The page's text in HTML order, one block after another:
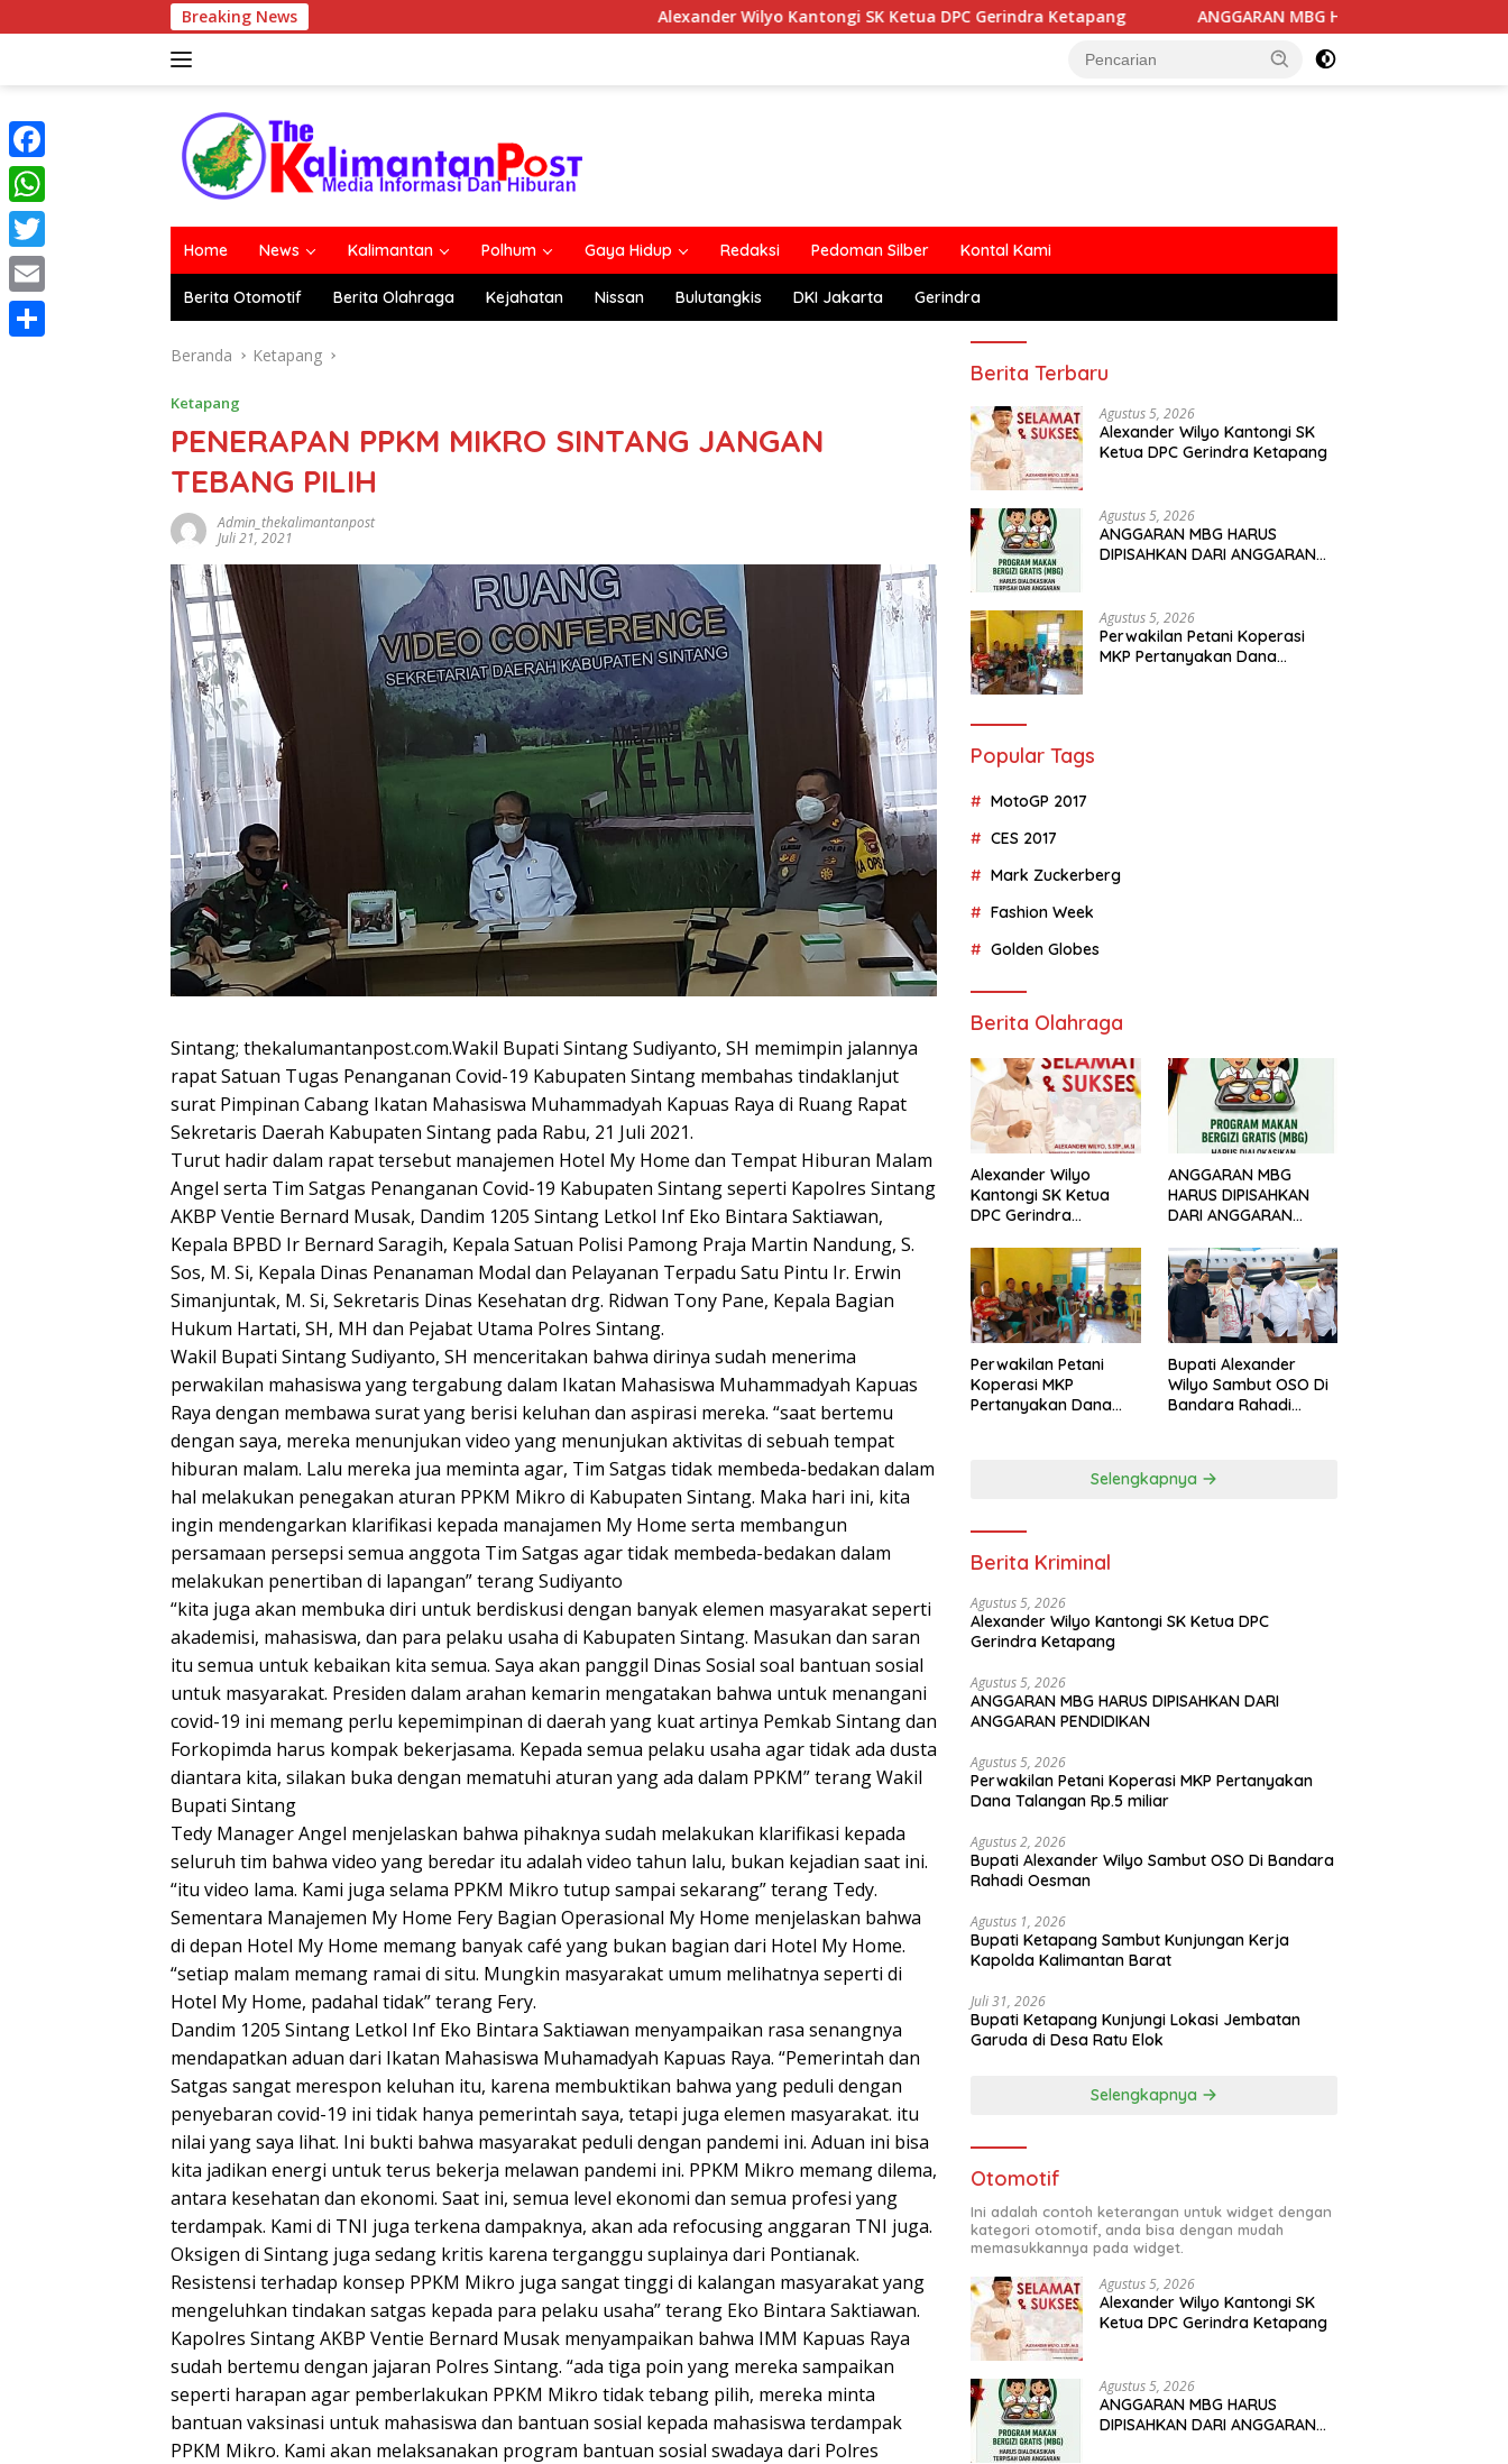
ke
Breaking News Alexander Wilyo Kantongi SK Ketua DPC Gerindra Ketapang ANGGARAN MBG HARUS DIPISAHKAN DARI ANGGARAN
Home News Kalimantan Polhum Gaya Hidup Redaksi Pedoman Silber Kontal Kami
Berita Otomotif Berita Olahraga Kejahatan Nissan Bulutangkis DKI Jakarta Gerindra
Beranda Ketapang
Ketapang
PENERAPAN PPKM MIKRO SINTANG JANGAN
TEBANG PILIH
Admin_thekalimantanpost
Juli 21, 2021
Sintang; thekalumantanpost.com.Wakil Bupati Sintang Sudiyanto, SH memimpin jalannya
rapat Satuan Tugas Penanganan Covid-19 Kabupaten Sintang membahas tindaklanjut
surat Pimpinan Cabang Ikatan Mahasiswa Muhammadyah Kapuas Raya di Ruang Rapat
Sekretaris Daerah Kabupaten Sintang pada Rabu, 21 Juli 2021.
Turut hadir dalam rapat tersebut manajemen Hotel My Home dan Tempat Hiburan Malam
Angel serta Tim Satgas Penanganan Covid-19 Kabupaten Sintang seperti Kapolres Sintang
AKBP Ventie Bernard Musak, Dandim 1205 Sintang Letkol Inf Eko Bintara Saktiawan,
Kepala BPBD Ir Bernard Saragih, Kepala Satuan Polisi Pamong Praja Martin Nandung, S.
Sos, M. Si, Kepala Dinas Penanaman Modal dan Pelayanan Terpadu Satu Pintu Ir. Erwin
Simanjuntak, M. Si, Sekretaris Dinas Kesehatan drg. Ridwan Tony Pane, Kepala Bagian
Hukum Hartati, SH, MH dan Pejabat Utama Polres Sintang.
Wakil Bupati Sintang Sudiyanto, SH menceritakan bahwa dirinya sudah menerima
perwakilan mahasiswa yang tergabung dalam Ikatan Mahasiswa Muhammadyah Kapuas
Raya dengan membawa surat yang berisi keluhan dan aspirasi mereka. “saat bertemu
dengan saya, mereka menunjukan video yang menunjukan aktivitas di sebuah tempat
hiburan malam. Lalu mereka jua meminta agar, Tim Satgas tidak membeda-bedakan dalam
hal melakukan penegakan aturan PPKM Mikro di Kabupaten Sintang. Maka hari ini, kita
ingin mendengarkan klarifikasi kepada manajamen My Home serta membangun
persamaan persepsi semua anggota Tim Satgas agar tidak membeda-bedakan dalam
melakukan penertiban di lapangan” terang Sudiyanto
“kita juga akan membuka diri untuk berdiskusi dengan banyak elemen masyarakat seperti
akademisi, mahasiswa, dan para pelaku usaha di Kabupaten Sintang. Masukan dan saran
itu semua untuk kebaikan kita semua. Saya akan panggil Dinas Sosial soal bantuan sosial
untuk masyarakat. Presiden dalam arahan kemarin mengatakan bahwa untuk menangani
covid-19 ini memang perlu kepemimpinan di daerah yang kuat artinya Pemkab Sintang dan
Forkopimda harus kompak bekerjasama. Kepada semua pelaku usaha agar tidak ada dusta
diantara kita, silakan buka dengan mematuhi aturan yang ada dalam PPKM” terang Wakil
Bupati Sintang
Tedy Manager Angel menjelaskan bahwa pihaknya sudah melakukan klarifikasi kepada
seluruh tim bahwa video yang beredar itu adalah video tahun lalu, bukan kejadian saat ini.
“itu video lama. Kami juga selama PPKM Mikro tutup sampai sekarang” terang Tedy.
Sementara Manajemen My Home Fery Bagian Operasional My Home menjelaskan bahwa
di depan Hotel My Home memang banyak café yang bukan bagian dari Hotel My Home.
“setiap malam memang ramai di situ. Mungkin masyarakat umum melihatnya seperti di
Hotel My Home, padahal tidak” terang Fery.
Dandim 1205 Sintang Letkol Inf Eko Bintara Saktiawan menyampaikan rasa senangnya
mendapatkan aduan dari Ikatan Mahasiswa Muhamadyah Kapuas Raya. “Pemerintah dan
Satgas sangat merespon keluhan itu, karena membuktikan bahwa yang peduli dengan
penyebaran covid-19 ini tidak hanya pemerintah saya, tetapi juga elemen masyarakat. itu
nilai yang saya lihat. Ini bukti bahwa masyarakat peduli dengan pandemi ini. Aduan ini bisa
kita jadikan energi untuk terus bekerja melawan pandemi ini. PPKM Mikro memang dilema,
antara kesehatan dan ekonomi. Saat ini, semua level ekonomi dan semua profesi yang
terdampak. Kami di TNI juga terkena dampaknya, akan ada refocusing anggaran TNI juga.
Oksigen di Sintang juga sedang kritis karena terganggu suplainya dari Pontianak.
Resistensi terhadap konsep PPKM Mikro juga sangat tinggi di kalangan masyarakat yang
mengeluhkan tindakan satgas kepada para pelaku usaha” terang Eko Bintara Saktiawan.
Kapolres Sintang AKBP Ventie Bernard Musak menyampaikan bahwa IMM Kapuas Raya
sudah bertemu dengan jajaran Polres Sintang. “ada tiga poin yang mereka sampaikan
seperti harapan agar pemberlakukan PPKM Mikro tidak tebang pilih, mereka minta
bantuan vaksinasi untuk mahasiswa dan bantuan sosial kepada mahasiswa terdampak
PPKM Mikro. Kami akan melaksanakan program bantuan sosial swadaya dari Polres
Berita Terbaru
Agustus 5, 2026
Alexander Wilyo Kantongi SK
Ketua DPC Gerindra Ketapang
Agustus 5, 2026
ANGGARAN MBG HARUS
DIPISAHKAN DARI ANGGARAN
Agustus 5, 2026
Perwakilan Petani Koperasi
MKP Pertanyakan Dana
Popular Tags
MotoGP 2017
CES 2017
Mark Zuckerberg
Fashion Week
Golden Globes
Berita Olahraga
Alexander Wilyo
Kantongi SK Ketua
DPC Gerindra
ANGGARAN MBG
HARUS DIPISAHKAN
DARI ANGGARAN
Perwakilan Petani
Koperasi MKP
Pertanyakan Dana
Bupati Alexander
Wilyo Sambut OSO Di
Bandara Rahadi
Selengkapnya
Berita Kriminal
Agustus 5, 2026
Alexander Wilyo Kantongi SK Ketua DPC
Gerindra Ketapang
Agustus 5, 2026
ANGGARAN MBG HARUS DIPISAHKAN DARI
ANGGARAN PENDIDIKAN
Agustus 5, 2026
Perwakilan Petani Koperasi MKP Pertanyakan
Dana Talangan Rp.5 miliar
Agustus 2, 2026
Bupati Alexander Wilyo Sambut OSO Di Bandara
Rahadi Oesman
Agustus 1, 2026
Bupati Ketapang Sambut Kunjungan Kerja
Kapolda Kalimantan Barat
Juli 31, 2026
Bupati Ketapang Kunjungi Lokasi Jembatan
Garuda di Desa Ratu Elok
Selengkapnya
Otomotif
Ini adalah contoh keterangan untuk widget dengan
kategori otomotif, anda bisa dengan mudah
memasukkannya pada widget.
Agustus 5, 2026
Alexander Wilyo Kantongi SK
Ketua DPC Gerindra Ketapang
Agustus 5, 2026
ANGGARAN MBG HARUS
DIPISAHKAN DARI ANGGARAN
F
a
c
e
b
W
h
a
T
w
i
E